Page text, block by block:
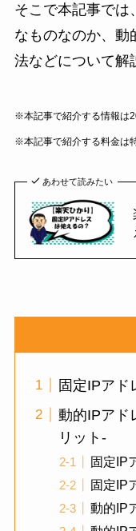
そこで本記事では
なものなのか、動
法などについて解
※本記事で紹介する情報は
※本記事で紹介する料金は
あわせて読みたい
固定IPアド
動的IPアド
リット-
固定IP
固定IP
動的IP